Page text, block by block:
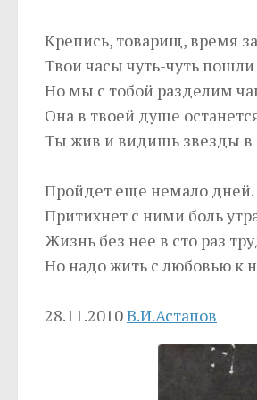
Крепись, товарищ, время
Твои часы чуть-чуть
Но мы с тобой разделим
Она в твоей душе
Ты жив и видишь звезды в
Пройдет еще немало дней.
Притихнет с ними боль
Жизнь без нее в сто раз
Но надо жить с любовью к
28.11.2010В.И.Астапов